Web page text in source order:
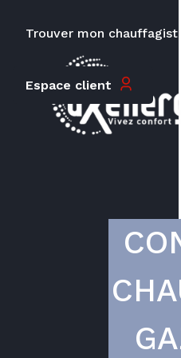
Trouver mon chauffagiste
Espace client